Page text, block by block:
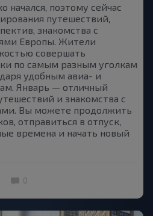
начался, поэтому сейчас
путешествий,
знакомства с
Европы. Жители
совершать
по самым разным уголкам
удобным авиа- и
Январь — отличный
и знакомства с
Вы можете продолжить
отправиться в отпуск,
времена и начать новый
0